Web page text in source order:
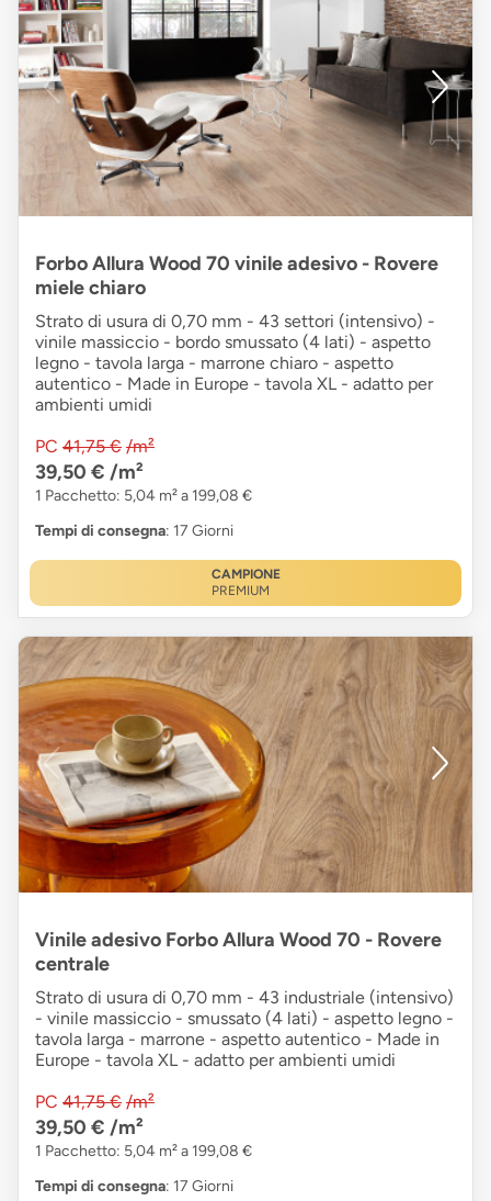
Forbo Allura Wood 70 vinile adesivo - Rovere
miele chiaro
Strato di usura di 0,70 mm - 43 settori (intensivo) -
vinile massiccio - bordo smussato (4 lati) - aspetto
legno - tavola larga - marrone chiaro - aspetto
autentico - Made in Europe - tavola XL - adatto per
ambienti umidi
PC 41,75 € /m²
39,50 € /m²
1 Pacchetto: 5,04 m² a 199,08 €
Tempi di consegna: 17 Giorni
CAMPIONE
PREMIUM
Vinile adesivo Forbo Allura Wood 70 - Rovere
centrale
Strato di usura di 0,70 mm - 43 industriale (intensivo)
- vinile massiccio - smussato (4 lati) - aspetto legno -
tavola larga - marrone - aspetto autentico - Made in
Europe - tavola XL - adatto per ambienti umidi
PC 41,75 € /m²
39,50 € /m²
1 Pacchetto: 5,04 m² a 199,08 €
Tempi di consegna: 17 Giorni